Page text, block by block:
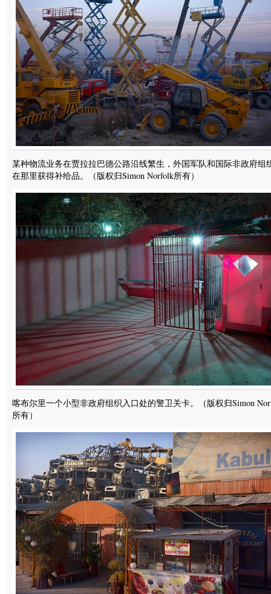
某种物流业务在贾拉拉巴德公路沿线繁生，外国军队和国际非政府组
在那里获得补给品。（版权归Simon Norfolk所有）
喀布尔里一个小型非政府组织入口处的警卫关卡。（版权归Simon
所有）